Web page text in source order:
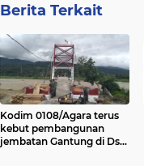
Berita Terkait
Kodim 0108/Agara terus
kebut pembangunan
jembatan Gantung di Ds.